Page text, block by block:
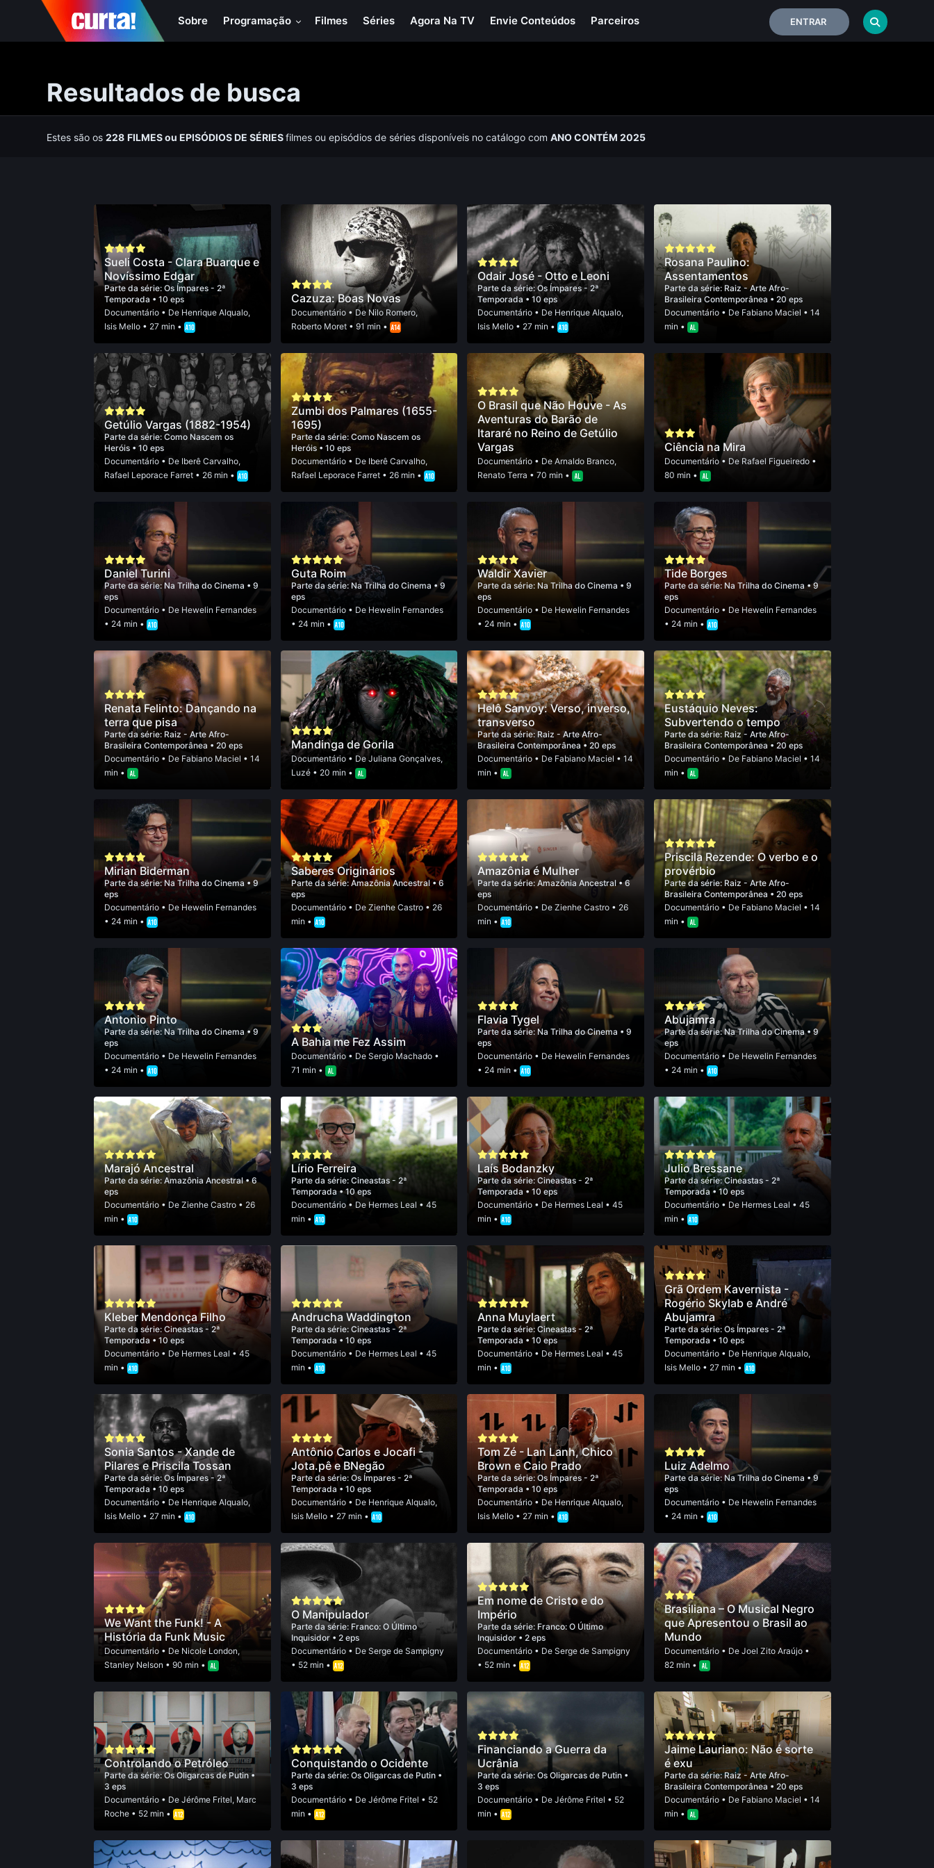
Sobre Programação Filmes Séries Agora Na TV Envie Conteúdos Parceiros ENTRAR
Resultados de busca
Estes são os228 FILMESou EPISÓDIOS DE SÉRIESfilmes ou episódios de séries disponíveis no catálogo comANO CONTÉM 2025
Sueli Costa - Clara Buarque e
Novíssimo Edgar
Parte da série: Os Ímpares - 2ª
Temporada • 10 eps
Documentário• De Henrique Alqualo,
Isis Mello• 27 min •
Cazuza: Boas Novas
Documentário• De Nilo Romero,
Roberto Moret• 91 min •
Odair José - Otto e Leoni
Parte da série:Os Ímpares - 2ª
Temporada • 10 eps
Documentário • De Henrique Alqualo,
Isis Mello • 27 min •
Rosana Paulino:
Assentamentos
Parte da série: Raiz - Arte Afro-
Brasileira Contemporânea • 20 eps
Documentário • De Fabiano Maciel • 14
min •
Getúlio Vargas (1882-1954)
Parte da série: Como Nascem os
Heróis • 10 eps
Documentário• De Iberê Carvalho,
Rafael Leporace Farret• 26 min •
Zumbi dos Palmares (1655-
1695)
Parte da série: Como Nascem os
Heróis • 10 eps
Documentário• De Iberê Carvalho,
Rafael Leporace Farret• 26 min •
O Brasil que Não Houve - As
Aventuras do Barão de
Itararé no Reino de Getúlio
Vargas
Documentário • DeArnaldo Branco,
Renato Terra • 70 min •
Ciência na Mira
Documentário • De Rafael Figueiredo •
80 min •
Daniel Turini
Parte da série:Na Trilha do Cinema • 9
eps
Documentário• De Hewelin Fernandes
• 24 min •
Guta Roim
Parte da série: Na Trilha do Cinema • 9
eps
Documentário• De Hewelin Fernandes
• 24 min •
Waldir Xavier
Parte da série: Na Trilha do Cinema • 9
eps
Documentário • De Hewelin Fernandes
• 24 min •
Tide Borges
Parte da série: Na Trilha do Cinema• 9
eps
Documentário • De Hewelin Fernandes
• 24 min •
Renata Felinto: Dançando na
terra que pisa
Parte da série: Raiz - Arte Afro-
Brasileira Contemporânea • 20 eps
Documentário• De Fabiano Maciel • 14
min •
Mandinga de Gorila
Documentário• De Juliana Gonçalves,
Luzé• 20 min •
Helô Sanvoy: Verso, inverso,
transverso
Parte da série: Raiz - Arte Afro-
Brasileira Contemporânea • 20 eps
Documentário • De Fabiano Maciel • 14
min •
Eustáquio Neves:
Subvertendo o tempo
Parte da série: Raiz - Arte Afro-
Brasileira Contemporânea • 20 eps
Documentário • De Fabiano Maciel • 14
min •
Mirian Biderman
Parte da série:Na Trilha do Cinema • 9
eps
Documentário• De Hewelin Fernandes
• 24 min •
Saberes Originários
Parte da série: Amazônia Ancestral• 6
eps
Documentário• De Zienhe Castro• 26
min •
Amazônia é Mulher
Parte da série:Amazônia Ancestral • 6
eps
Documentário • DeZienhe Castro • 26
min •
Priscila Rezende: O verbo e o
provérbio
Parte da série: Raiz - Arte Afro-
Brasileira Contemporânea • 20 eps
Documentário • De Fabiano Maciel • 14
min •
Antonio Pinto
Parte da série:Na Trilha do Cinema • 9
eps
Documentário• De Hewelin Fernandes
• 24 min •
A Bahia me Fez Assim
Documentário• De Sergio Machado•
71 min •
Flavia Tygel
Parte da série: Na Trilha do Cinema • 9
eps
Documentário • De Hewelin Fernandes
• 24 min •
Abujamra
Parte da série:Na Trilha do Cinema• 9
eps
Documentário • De Hewelin Fernandes
• 24 min •
Marajó Ancestral
Parte da série: Amazônia Ancestral• 6
eps
Documentário• De Zienhe Castro• 26
min •
Lírio Ferreira
Parte da série: Cineastas - 2ª
Temporada• 10 eps
Documentário• De Hermes Leal • 45
min •
Laís Bodanzky
Parte da série:Cineastas - 2ª
Temporada • 10 eps
Documentário • De Hermes Leal • 45
min •
Julio Bressane
Parte da série:Cineastas - 2ª
Temporada • 10 eps
Documentário • De Hermes Leal • 45
min •
Kleber Mendonça Filho
Parte da série: Cineastas - 2ª
Temporada • 10 eps
Documentário• De Hermes Leal • 45
min •
Andrucha Waddington
Parte da série: Cineastas - 2ª
Temporada • 10 eps
Documentário• De Hermes Leal • 45
min •
Anna Muylaert
Parte da série:Cineastas - 2ª
Temporada • 10 eps
Documentário • De Hermes Leal • 45
min •
Grã Ordem Kavernista -
Rogério Skylab e André
Abujamra
Parte da série:Os Ímpares - 2ª
Temporada • 10 eps
Documentário • De Henrique Alqualo,
Isis Mello • 27 min •
Sonia Santos - Xande de
Pilares e Priscila Tossan
Parte da série:Os Ímpares - 2ª
Temporada • 10 eps
Documentário• De Henrique Alqualo,
Isis Mello• 27 min •
Antônio Carlos e Jocafi -
Jota.pê e BNegão
Parte da série: Os Ímpares - 2ª
Temporada • 10 eps
Documentário• De Henrique Alqualo,
Isis Mello• 27 min •
Tom Zé - Lan Lanh, Chico
Brown e Caio Prado
Parte da série:Os Ímpares - 2ª
Temporada • 10 eps
Documentário • De Henrique Alqualo,
Isis Mello • 27 min •
Luiz Adelmo
Parte da série:Na Trilha do Cinema • 9
eps
Documentário • De Hewelin Fernandes
• 24 min •
We Want the Funk! - A
História da Funk Music
Documentário• De Nicole London,
Stanley Nelson • 90 min •
O Manipulador
Parte da série: Franco: O Último
Inquisidor • 2 eps
Documentário• De Serge de Sampigny
• 52 min •
Em nome de Cristo e do
Império
Parte da série: Franco: O Último
Inquisidor • 2 eps
Documentário • DeSerge de Sampigny
• 52 min •
Brasiliana – O Musical Negro
que Apresentou o Brasil ao
Mundo
Documentário • DeJoel Zito Araújo •
82 min •
Controlando o Petróleo
Parte da série:Os Oligarcas de Putin•
3 eps
Documentário• De Jérôme Fritel, Marc
Roche• 52 min •
Conquistando o Ocidente
Parte da série: Os Oligarcas de Putin •
3 eps
Documentário• De Jérôme Fritel • 52
min •
Financiando a Guerra da
Ucrânia
Parte da série:Os Oligarcas de Putin •
3 eps
Documentário • DeJérôme Fritel • 52
min •
Jaime Lauriano: Não é sorte
é exu
Parte da série:Raiz - Arte Afro-
Brasileira Contemporânea • 20 eps
Documentário • De Fabiano Maciel • 14
min •